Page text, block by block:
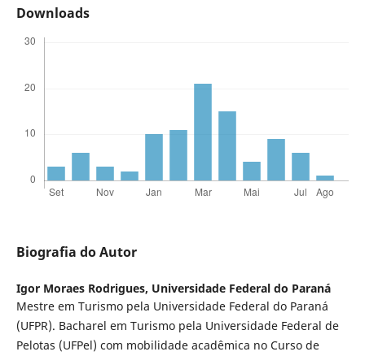
Downloads
Biografia do Autor
Igor Moraes Rodrigues, Universidade Federal do Paraná
Mestre em Turismo pela Universidade Federal do Paraná
(UFPR). Bacharel em Turismo pela Universidade Federal de
Pelotas (UFPel) com mobilidade acadêmica no Curso de